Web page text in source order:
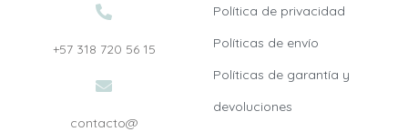
+57 318 720 56 15
contacto@
Política de privacidad
Políticas de envío
Políticas de garantía y
devoluciones